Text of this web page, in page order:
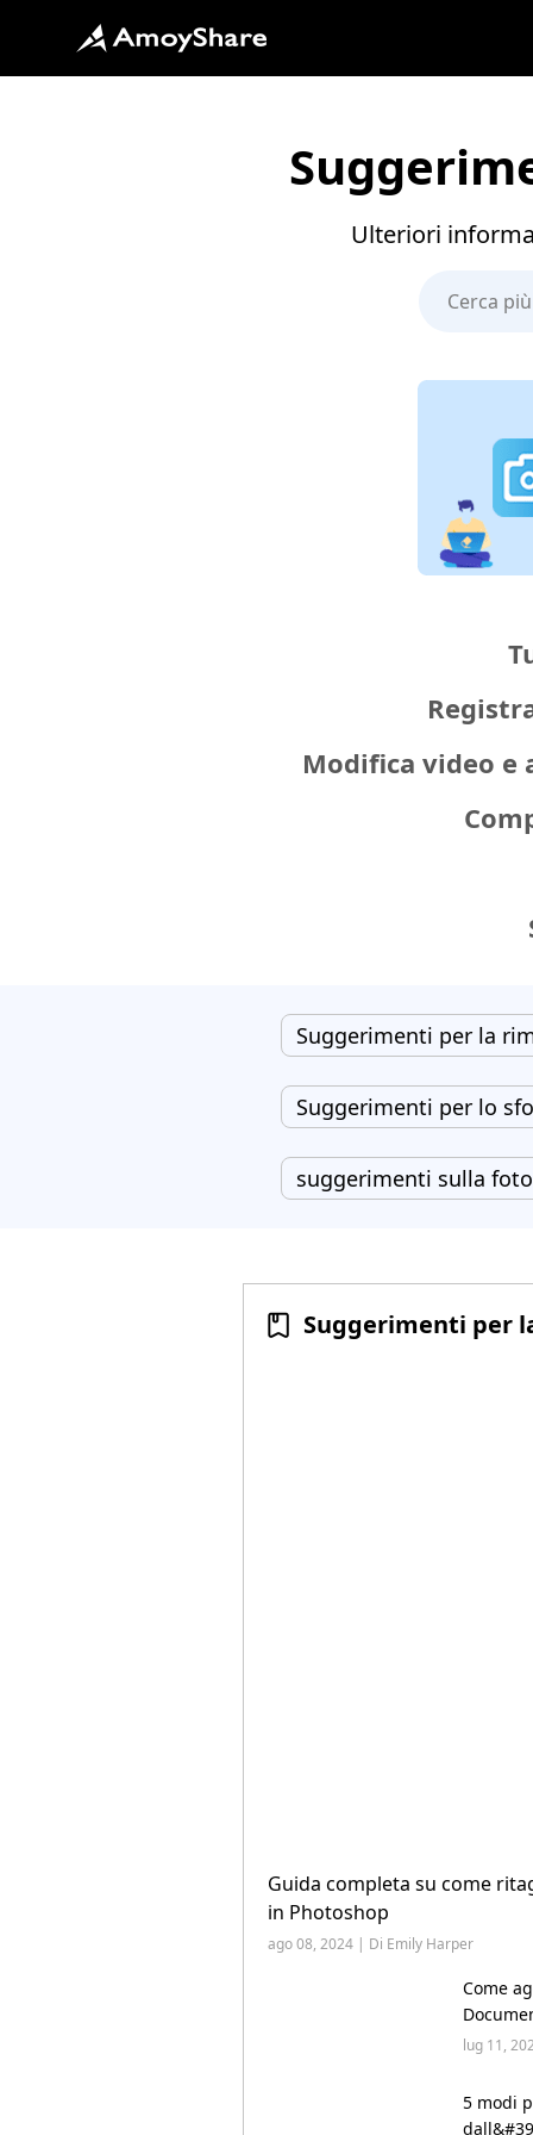
Ulteriori
Modifica video e
Suggerimenti per la
Suggerimenti per lo
suggerimenti sulla
Guida completa su come
in Photoshop
ago 08, 2024 | Di Emily Harper
Come
lug 11,
5 modi